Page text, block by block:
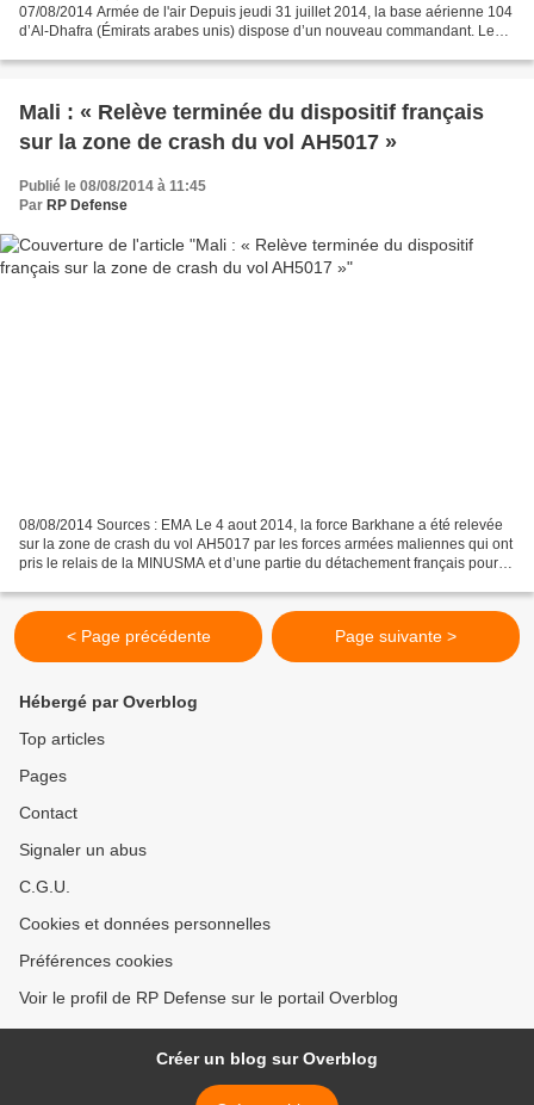
07/08/2014 Armée de l'air Depuis jeudi 31 juillet 2014, la base aérienne 104
d’Al-Dhafra (Émirats arabes unis) dispose d’un nouveau commandant. Le
Mali : « Relève terminée du dispositif français
sur la zone de crash du vol AH5017 »
Publié le 08/08/2014 à 11:45
Par RP Defense
08/08/2014 Sources : EMA Le 4 aout 2014, la force Barkhane a été relevée
sur la zone de crash du vol AH5017 par les forces armées maliennes qui ont
pris le relais de la MINUSMA et d’une partie du détachement français pour la
< Page précédente Page suivante >
Hébergé par Overblog
Top articles
Pages
Contact
Signaler un abus
C.G.U.
Cookies et données personnelles
Préférences cookies
Voir le profil de RP Defense sur le portail Overblog
Créer un blog sur Overblog